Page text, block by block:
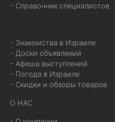
- Справочник специалистов
- Знакомства в Израиле
- Доски объявлений
- Афиша выступлений
- Погода в Израиле
- Скидки и обзоры товаров
О НАС